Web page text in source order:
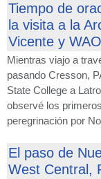
Tiempo de
la visita a la
Vicente y
Mientras viajo a
pasando Cresson,
State College a
observé los
peregrinación por
El paso de
West Central,